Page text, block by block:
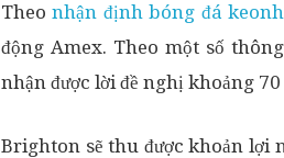
Theonhận định bóng đá
động Amex. Theo một số
nhận được lời đề nghị khoảng
Brighton sẽ thu được khoản lợi